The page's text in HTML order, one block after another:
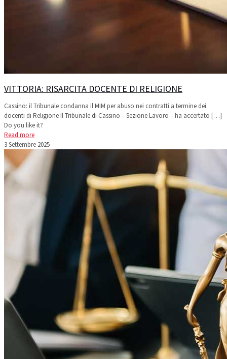
VITTORIA: RISARCITA DOCENTE DI RELIGIONE
Cassino: il Tribunale condanna il MIM per abuso nei contratti a termine dei
docenti di Religione Il Tribunale di Cassino – Sezione Lavoro – ha accertato […]
Do you like it?
Read more
3 Settembre 2025